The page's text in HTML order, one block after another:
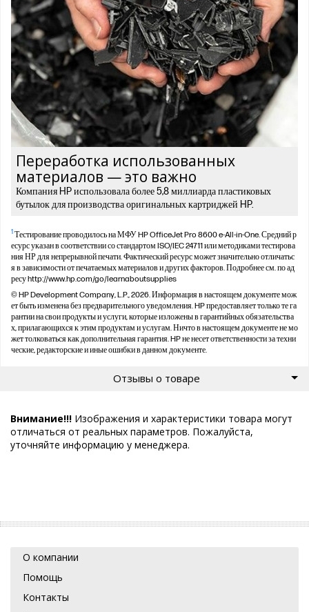
Переработка использованных
материалов — это важно
Компания HP использовала более 5,8 миллиарда пластиковых
бутылок для производства оригинальных картриджей HP.
1Тестирование проводилось на МФУ HP OfficeJet Pro 8600 e-All-in-One. Средний р
есурс указан в соответствии со стандартом ISO/IEC 24711 или методиками тестирова
ния НР для непрерывной печати. Фактический ресурс может значительно отличатьс
я в зависимости от печатаемых материалов и других факторов. Подробнее см. по ад
ресу http://www.hp.com/go/learnaboutsupplies
© HP Development Company, L.P., 2026. Информация в настоящем документе мож
ет быть изменена без предварительного уведомления. HP предоставляет только те га
рантии на свои продукты и услуги, которые изложены в гарантийных обязательства
х, прилагающихся к этим продуктам и услугам. Ничто в настоящем документе не мо
жет толковаться как дополнительная гарантия. HP не несет ответственности за техни
ческие, редакторские и иные ошибки в данном документе.
Отзывы о товаре
Внимание!!! Изображения и характеристики товара могут
отличаться от реальных параметров. Пожалуйста,
уточняйте информацию у менеджера.
О компании
Помощь
Контакты